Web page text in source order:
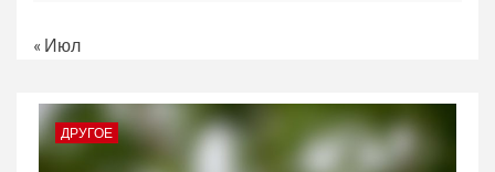
« Июл
ДРУГОЕ